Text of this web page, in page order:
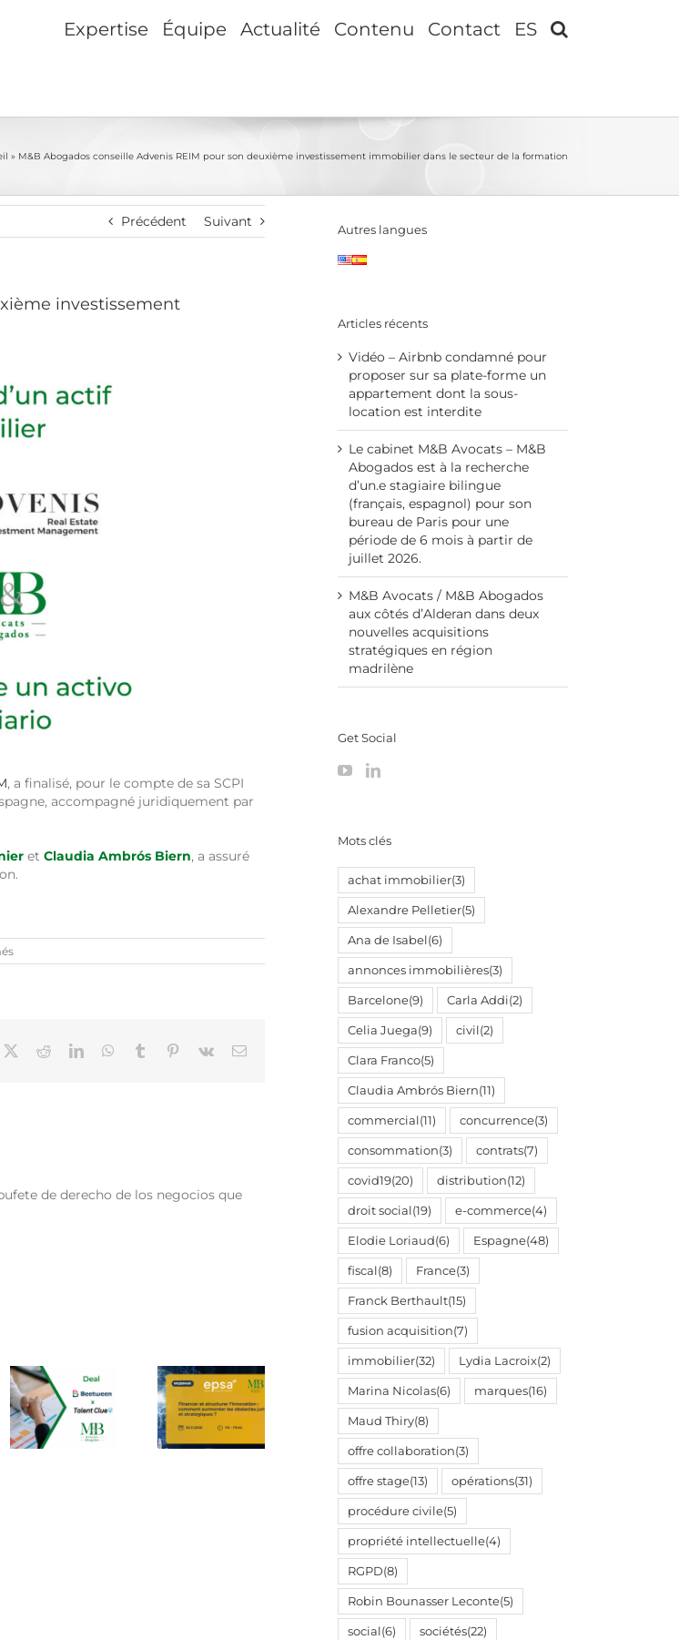
Expertise Équipe Actualité Contenu Contact ES
» M&B Abogados conseille Advenis REIM pour son deuxième investissement immobilier dans le secteur de la formation
Précédent Suivant
investissement
, a finalisé, pour le compte de sa SCPI
accompagné juridiquement par
et Claudia Ambrós Biern, a assuré
sur
M&B
pour
son
formation
RedditLinkedInWhatsApp
Tumblr Pinterest
Vk Email
de derecho de los negocios que
Autres langues
Articles récents
Vidéo – Airbnb condamné pour
proposer sur sa plate-forme un
appartement dont la sous-
location est interdite
Le cabinet M&B Avocats – M&B
Abogados est à la recherche
d’un.e stagiaire bilingue
(français, espagnol) pour son
bureau de Paris pour une
période de 6 mois à partir de
juillet 2026.
M&B Avocats / M&B Abogados
aux côtés d’Alderan dans deux
nouvelles acquisitions
stratégiques en région
madrilène
Get Social
Mots clés
achat immobilier(3)
Alexandre Pelletier(5)
Ana de Isabel (6)
annonces immobilières(3)
Barcelone(9) Carla Addi(2)
Celia Juega(9) civil (2)
Clara Franco(5)
Claudia Ambrós Biern(11)
commercial (11) concurrence(3)
consommation(3) contrats(7)
covid19(20) distribution(12)
droit social (19) e-commerce(4)
Elodie Loriaud(6) Espagne(48)
fiscal (8) France(3)
Franck Berthault(15)
fusion acquisition(7)
immobilier(32) Lydia Lacroix(2)
Marina Nicolas(6) marques(16)
Maud Thiry(8)
offre collaboration(3)
offre stage(13) opérations(31)
procédure civile(5)
propriété intellectuelle(4)
RGPD(8)
Robin Bounasser Leconte(5)
social (6) sociétés(22)